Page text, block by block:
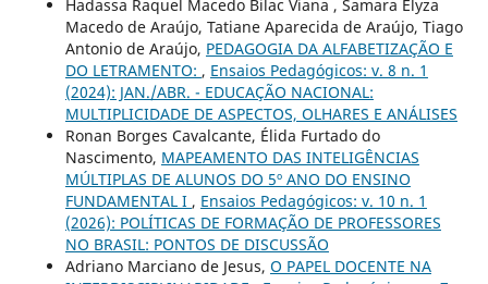
Hadassa Raquel Macedo Bilac Viana , Samara Elyza
Macedo de Araújo, Tatiane Aparecida de Araújo, Tiago
Antonio de Araújo, PEDAGOGIA DA ALFABETIZAÇÃO E
DO LETRAMENTO: , Ensaios Pedagógicos: v. 8 n. 1
(2024): JAN./ABR. - EDUCAÇÃO NACIONAL:
MULTIPLICIDADE DE ASPECTOS, OLHARES E ANÁLISES
Ronan Borges Cavalcante, Élida Furtado do
Nascimento, MAPEAMENTO DAS INTELIGÊNCIAS
MÚLTIPLAS DE ALUNOS DO 5º ANO DO ENSINO
FUNDAMENTAL I , Ensaios Pedagógicos: v. 10 n. 1
(2026): POLÍTICAS DE FORMAÇÃO DE PROFESSORES
NO BRASIL: PONTOS DE DISCUSSÃO
Adriano Marciano de Jesus, O PAPEL DOCENTE NA